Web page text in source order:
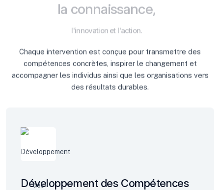
la connaissance,
l'innovation et l'action.
Chaque intervention est conçue pour transmettre des
compétences concrètes, inspirer le changement et
accompagner les individus ainsi que les organisations vers
des résultats durables.
Développement des Compétences